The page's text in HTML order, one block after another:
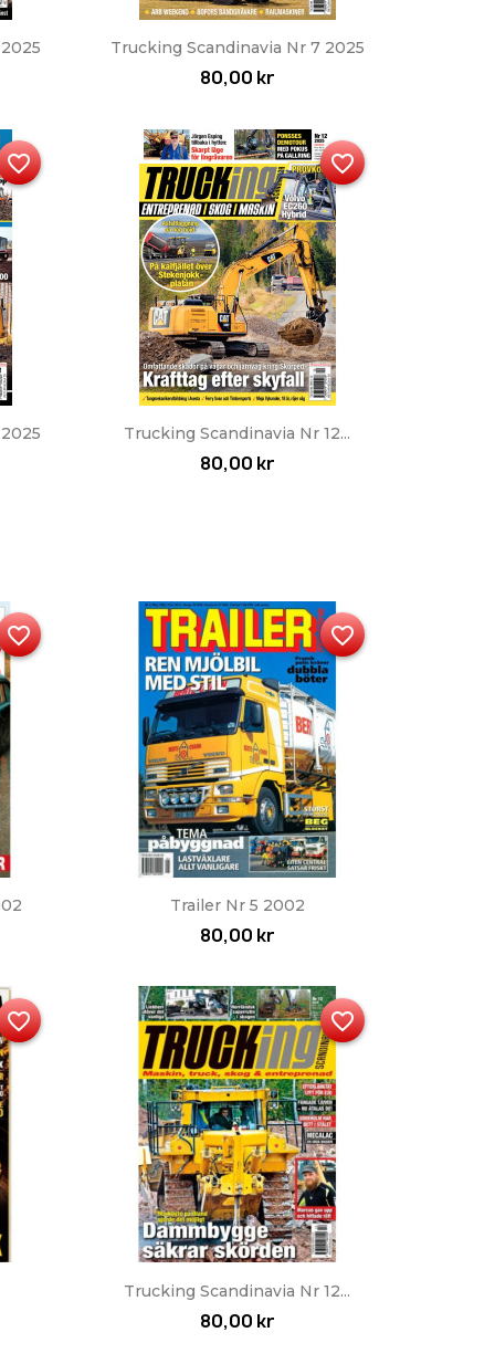
Snabbvy
Trucking Scandinavia Nr 7 2025
80,00 kr
favorite_border
Snabbvy
Trucking Scandinavia Nr 12...
80,00 kr
favorite_border
favorite_border
Snabbvy
Trailer Nr 5 2002
80,00 kr
favorite_border
favorite_border
Snabbvy
Trucking Scandinavia Nr 12...
80,00 kr
favorite_border